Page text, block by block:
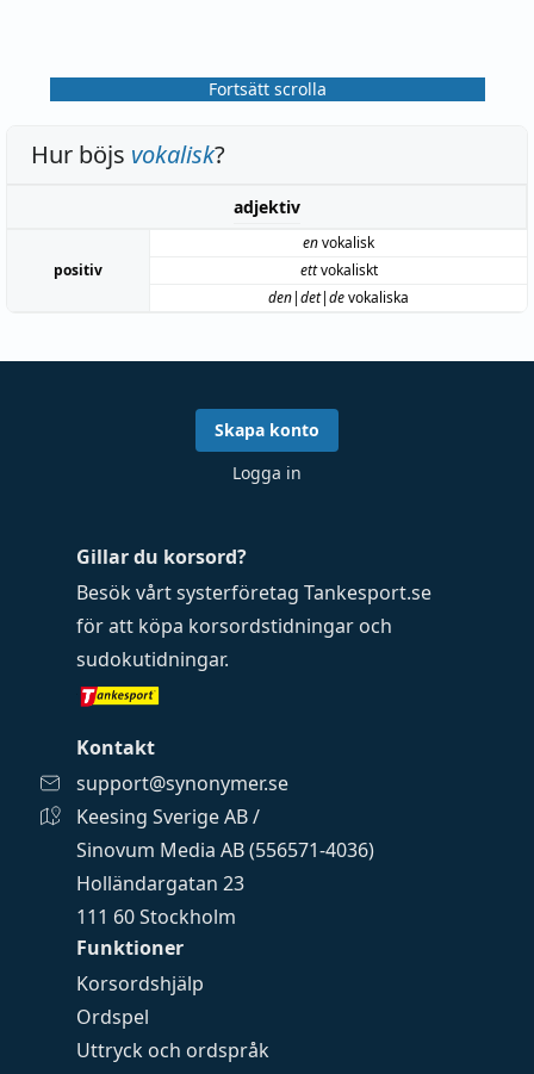
Fortsätt scrolla
Hur böjs vokalisk?
adjektiv
positiv
envokalisk
ettvokaliskt
den|det|devokaliska
Funktioner
Korsordshjälp
Ordspel
Uttryck och ordspråk
Gillar du korsord?
Besök vårt systerföretag Tankesport.se
för att köpa korsordstidningar och
sudokutidningar.
Kontakt
support@synonymer.se
Keesing Sverige AB /
Sinovum Media AB (556571-4036)
Holländargatan 23
111 60 Stockholm
Skapa konto
Logga in